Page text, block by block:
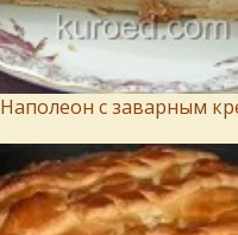
Наполеон с заварным